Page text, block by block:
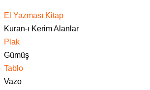
El Yazması Kitap
Kuran-ı Kerim Alanlar
Plak
Gümüş
Tablo
Vazo